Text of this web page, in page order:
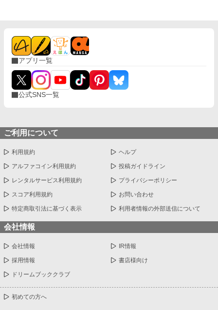
アプリ一覧
公式SNS一覧
ご利用について
利用規約 ヘルプ
アルファコイン利用規約 投稿ガイドライン
レンタルサービス利用規約 プライバシーポリシー
スコア利用規約 お問い合わせ
特定商取引法に基づく表示 利用者情報の外部送信について
会社情報
会社情報 IR情報
採用情報 書店様向け
ドリームブッククラブ
初めての方へ